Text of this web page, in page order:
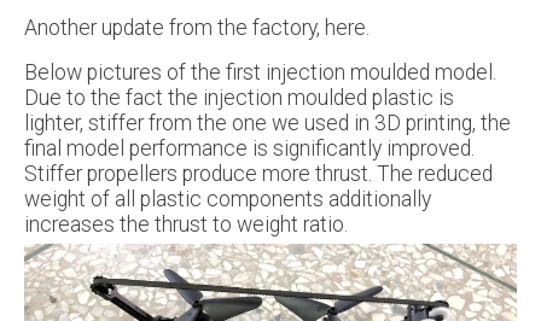
Another update from the factory, here.
Below pictures of the first injection moulded model.
Due to the fact the injection moulded plastic is
lighter, stiffer from the one we used in 3D printing, the
final model performance is significantly improved.
Stiffer propellers produce more thrust. The reduced
weight of all plastic components additionally
increases the thrust to weight ratio.